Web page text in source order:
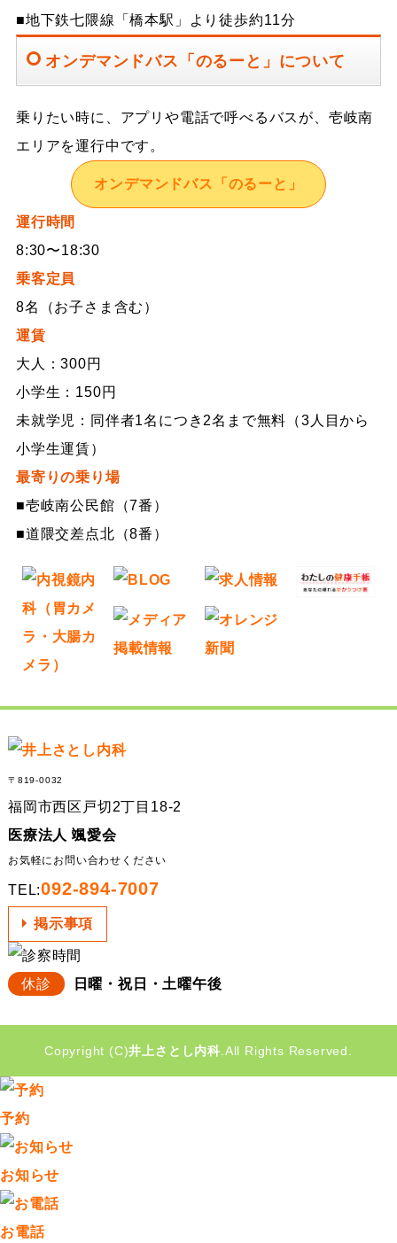
■地下鉄七隈線「橋本駅」より徒歩約11分
オンデマンドバス「のるーと」について
乗りたい時に、アプリや電話で呼べるバスが、壱岐南
エリアを運行中です。
オンデマンドバス「のるーと」
運行時間
8:30〜18:30
乗客定員
8名（お子さま含む）
運賃
大人：300円
小学生：150円
未就学児：同伴者1名につき2名まで無料（3人目から
小学生運賃）
最寄りの乗り場
■壱岐南公民館（7番）
■道隈交差点北（8番）
〒819-0032
福岡市西区戸切2丁目18-2
医療法人 颯愛会
お気軽にお問い合わせください
TEL:092-894-7007
掲示事項
休診 日曜・祝日・土曜午後
Copyright (C)井上さとし内科 .All Rights Reserved.
予約
お知らせ
お電話